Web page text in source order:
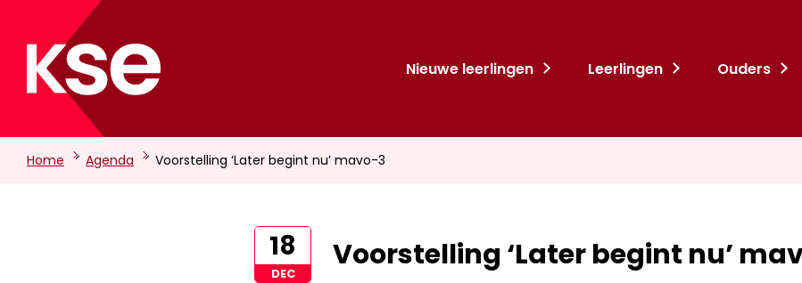
Nieuwe leerlingen Leerlingen Ouders
Home -Agenda -Voorstelling ‘Later begint nu’ mavo-3
18
DEC
Voorstelling ‘Later begint nu’